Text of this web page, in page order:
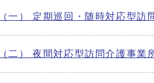
一） 定期巡回・随時対応型
二） 夜間対応型訪問介護事